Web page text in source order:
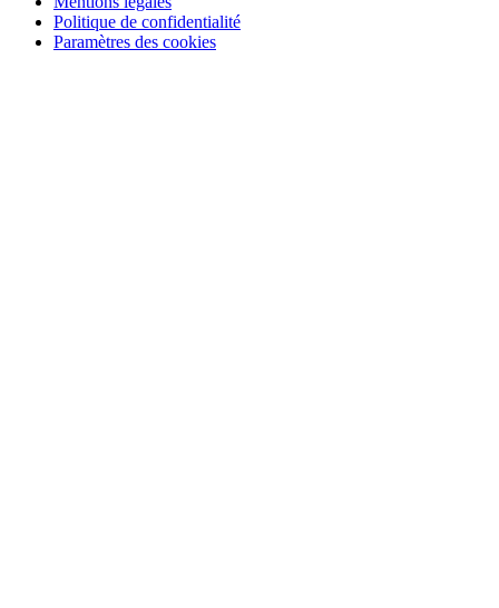
Politique de confidentialité
Paramètres des cookies